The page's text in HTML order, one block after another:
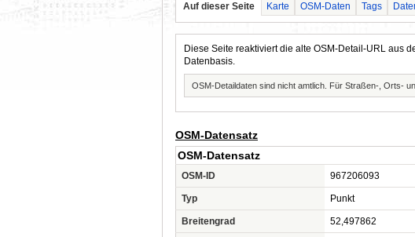
Auf dieser Seite Karte OSM-Daten Tags
Diese Seite reaktiviert die alte OSM-Detail-URL aus
Datenbasis.
OSM-Detaildaten sind nicht amtlich. Für Straßen-, Orts-
OSM-Datensatz
OSM-Datensatz
OSM-ID 967206093
Typ Punkt
Breitengrad 52,497862